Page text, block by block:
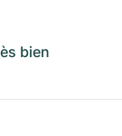
bien